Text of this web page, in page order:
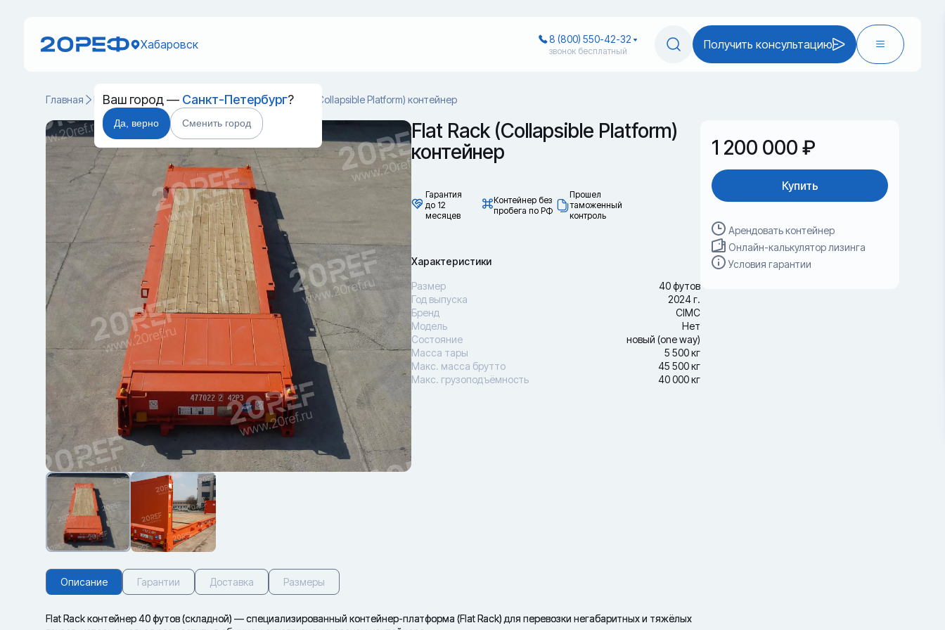
Хабаровск
Ваш город — Санкт-Петербург?
Да, верно Сменить город
8 (800) 550-42-32
звонок бесплатный Получить консультацию
Главная Каталог Специальные контейнеры Flat Rack (Collapsible Platform) контейнер
Flat Rack (Collapsible Platform)
контейнер
Гарантия
до 12
месяцев
Контейнер без
пробега по РФ
Прошел
таможенный
контроль
Характеристики
Размер
40 футов
Год выпуска
2024 г.
Бренд
CIMC
Модель
Нет
Состояние
новый (one way)
Масса тары
5 500 кг
Макс. масса брутто
45 500 кг
Макс. грузоподъёмность
40 000 кг
1 200 000 ₽
Купить
Арендовать контейнер
Онлайн-калькулятор лизинга
Условия гарантии
Описание Гарантии Доставка Размеры
Flat Rack контейнер 40 футов (складной) — специализированный контейнер-платформа (Flat Rack) для перевозки негабаритных и тяжёлых